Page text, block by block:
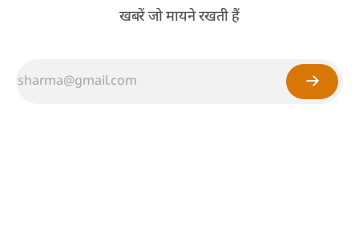
खबरें जो मायने रखती हैं